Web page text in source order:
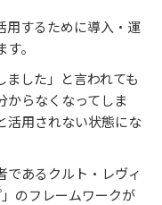
用するために導入・運
。
ました」と言われても
からなくなってしま
活用されない状態にな
であるクルト・レヴィ
のフレームワークが